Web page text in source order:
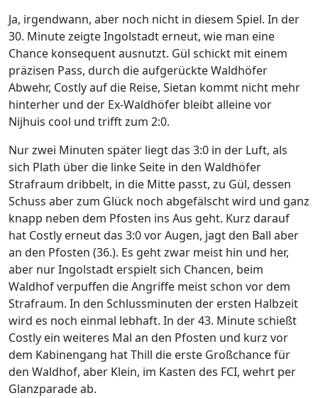
Ja, irgendwann, aber noch nicht in diesem Spiel. In der
30. Minute zeigte Ingolstadt erneut, wie man eine
Chance konsequent ausnutzt. Gül schickt mit einem
präzisen Pass, durch die aufgerückte Waldhöfer
Abwehr, Costly auf die Reise, Sietan kommt nicht mehr
hinterher und der Ex-Waldhöfer bleibt alleine vor
Nijhuis cool und trifft zum 2:0.
Nur zwei Minuten später liegt das 3:0 in der Luft, als
sich Plath über die linke Seite in den Waldhöfer
Strafraum dribbelt, in die Mitte passt, zu Gül, dessen
Schuss aber zum Glück noch abgefälscht wird und ganz
knapp neben dem Pfosten ins Aus geht. Kurz darauf
hat Costly erneut das 3:0 vor Augen, jagt den Ball aber
an den Pfosten (36.). Es geht zwar meist hin und her,
aber nur Ingolstadt erspielt sich Chancen, beim
Waldhof verpuffen die Angriffe meist schon vor dem
Strafraum. In den Schlussminuten der ersten Halbzeit
wird es noch einmal lebhaft. In der 43. Minute schießt
Costly ein weiteres Mal an den Pfosten und kurz vor
dem Kabinengang hat Thill die erste Großchance für
den Waldhof, aber Klein, im Kasten des FCI, wehrt per
Glanzparade ab.